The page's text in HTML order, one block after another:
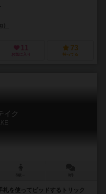
11
お気に入り
73
持ってる
イク
札を使ってビッドするトリック